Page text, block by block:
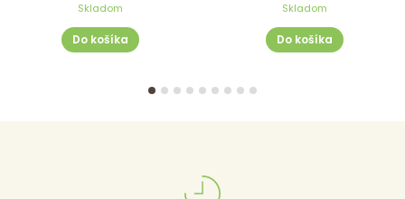
Skladom
Do košíka
Skladom
Do košíka